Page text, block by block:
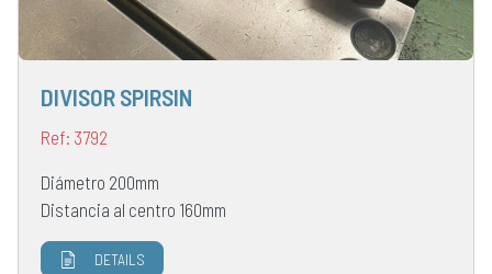
DIVISOR SPIRSIN
Ref: 3792
Diámetro 200mm
Distancia al centro 160mm
DETAILS